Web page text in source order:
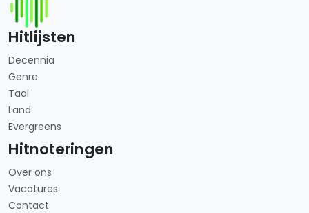
Hitlijsten
Decennia
Genre
Taal
Land
Evergreens
Hitnoteringen
Over ons
Vacatures
Contact